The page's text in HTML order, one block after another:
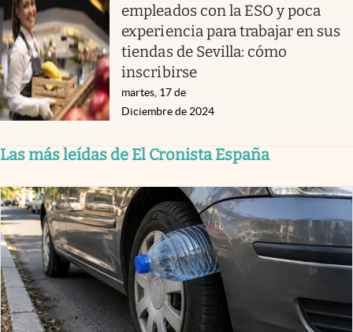
empleados con la ESO y poca
experiencia para trabajar en sus
tiendas de Sevilla: cómo
inscribirse
martes, 17 de
Diciembre de 2024
Las más leídas de El Cronista España